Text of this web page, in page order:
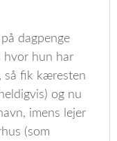
dagpenge
hvor hun har
så fik kæresten
og nu
imens lejer
(som